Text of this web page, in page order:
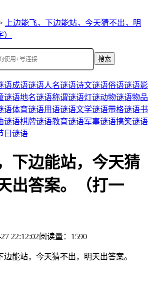
上边能飞，下边能站，今天猜不出，明
搜索
语成语谜语人名谜语诗文谜语俗语谜语影
谜语地名谜语称谓谜语灯谜动物谜语物品
语体育谜语用语谜语文学谜语带格谜语书
谜语棋牌谜语教育谜语军事谜语搞笑谜语
日谜语
下边能站，今天猜
出答案。（打一
22:12:02阅读量：1590
边能站，今天猜不出，明天出答案。